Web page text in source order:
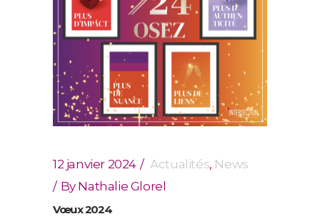
12 janvier 2024 Actualités, News
By Nathalie Glorel
Vœux 2024